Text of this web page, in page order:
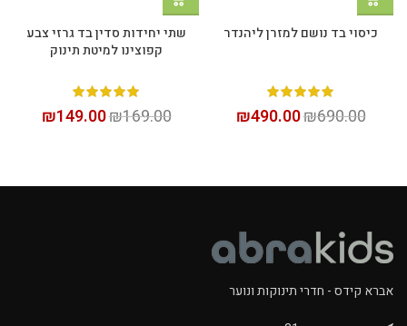
כיסוי בד נושם למזרן ליהנדר
₪690.00
₪490.00
שתי יחידות סדין בד גרזי צבע
קפוצינו למיטת תינוק
₪169.00
₪149.00
אברא קידס - חדרי תינוקות ונוער